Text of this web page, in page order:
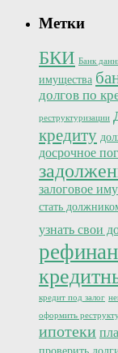
Метки
БКИ Банк
имущества
долгов по
реструктуризации
кредиту
досрочное
залоговое
стать
узнать свои
кредит под залог
оформить
ипотеки